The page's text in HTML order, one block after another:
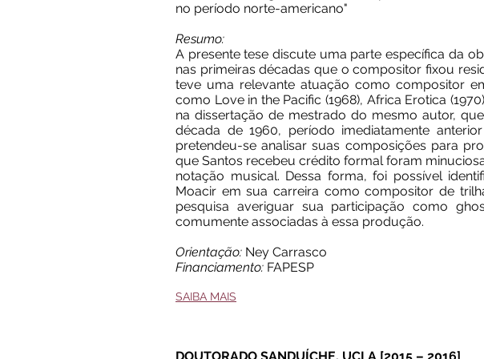
no período norte-americano"
Resumo:
A presente tese discute uma parte específica da
nas primeiras décadas que o compositor fixou
teve uma relevante atuação como compositor
como Love in the Pacific (1968), Africa Erotica
na dissertação de mestrado do mesmo autor,
década de 1960, período imediatamente
pretendeu-se analisar suas composições para
que Santos recebeu crédito formal foram
notação musical. Dessa forma, foi possível
Moacir em sua carreira como compositor de
pesquisa averiguar sua participação como
comumente associadas à essa produção.
Orientação: Ney Carrasco
Financiamento: FAPESP
SAIBA MAIS